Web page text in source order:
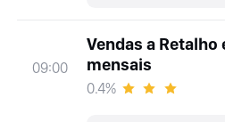
09:00
Vendas a
mensais
0.4%